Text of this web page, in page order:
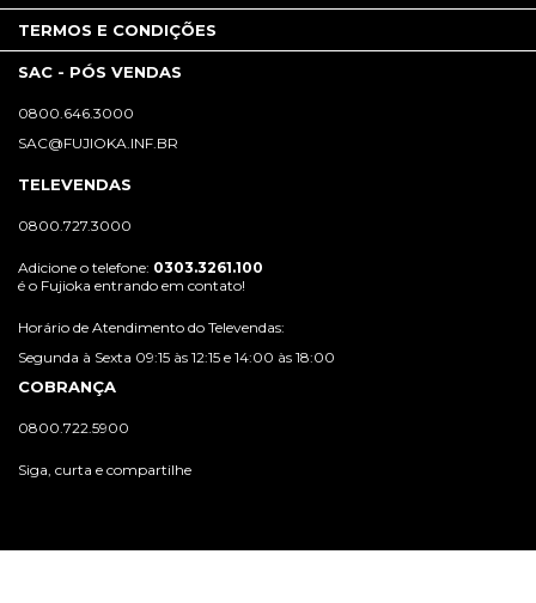
TERMOS E CONDIÇÕES
SAC - PÓS VENDAS
0800.646.3000
SAC@FUJIOKA.INF.BR
TELEVENDAS
0800.727.3000
Adicione o telefone: 0303.3261.100
é o Fujioka entrando em contato!
Horário de Atendimento do Televendas:
Segunda à Sexta 09:15 às 12:15 e 14:00 às 18:00
COBRANÇA
0800.722.5900
Siga, curta e compartilhe